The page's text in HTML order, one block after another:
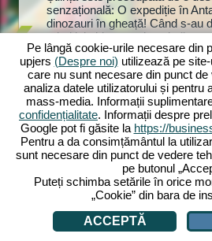
vor
zoo.
și
le cu
senzațională: O expediție în
dinozauri în gheață! Când s-au
primitivi chiar au prins viață -
construit rapid un parc de
adecvate. Cercetătorul Dr.
deoarece a bănuit întotdeauna
înghețați ar putea fi readuși la
secretul soției sale dispărute?
aventura ta preistorică cu
Zoo!
Pe lângă cookie-urile necesare din
upjers (Despre noi) utilizează pe
care nu sunt necesare din punct
analiza datele utilizatorului și pentru
mass-media. Informații
confidențialitate. Informații despre
Google pot fi găsite la https://
Pentru a da consimțământul la
sunt necesare din punct de vedere
pe butonul
Puteți schimba setările în orice
„Cookie” din bara de
ACCEPTĂ